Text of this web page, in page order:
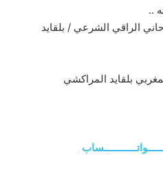
..
الراقي الشرعي / بلقايد
بلقايد المراكشي